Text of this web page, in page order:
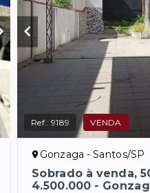
Ref.:9189 VENDA
Gonzaga - Santos/SP
Sobrado à venda,
4.500.000 -